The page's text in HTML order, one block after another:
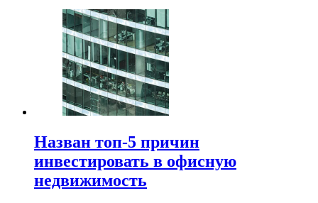
Назван топ-5 причин
инвестировать в офисную
недвижимость